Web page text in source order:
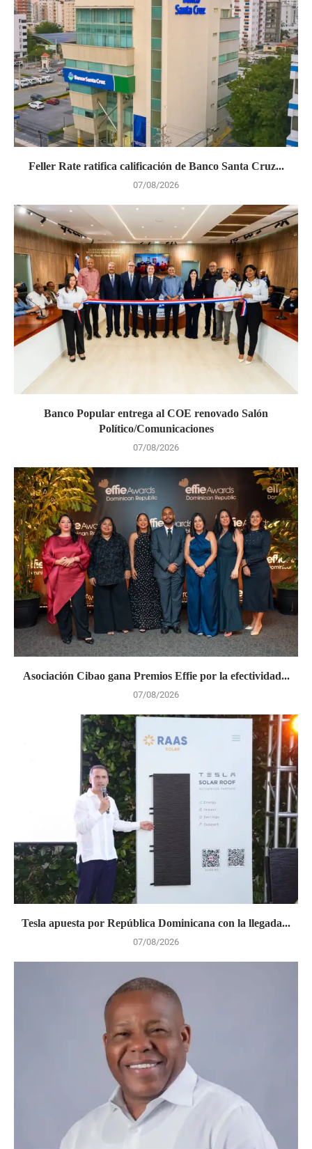
Feller Rate ratifica calificación de Banco Santa Cruz...
07/08/2026
Banco Popular entrega al COE renovado Salón
Político/Comunicaciones
07/08/2026
Asociación Cibao gana Premios Effie por la efectividad...
07/08/2026
Tesla apuesta por República Dominicana con la llegada...
07/08/2026